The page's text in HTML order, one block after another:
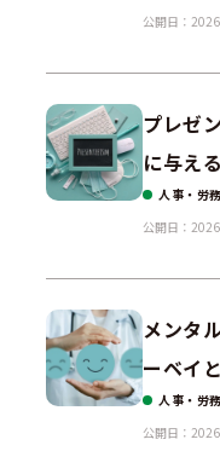
公開日：
プレゼ
に与え
説人事・労
公開日：
メンタ
ーベイ
説！
人事・労
公開日：